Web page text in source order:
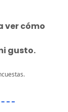
ver cómo
gusto.